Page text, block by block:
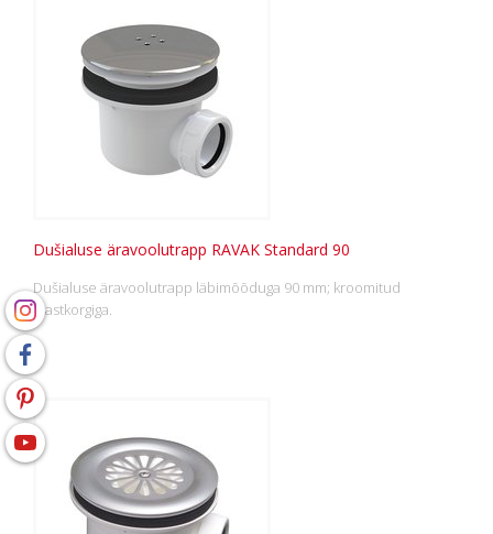
Dušialuse äravoolutrapp RAVAK Standard 90
Dušialuse äravoolutrapp läbimõõduga 90 mm; kroomitud
plastkorgiga.